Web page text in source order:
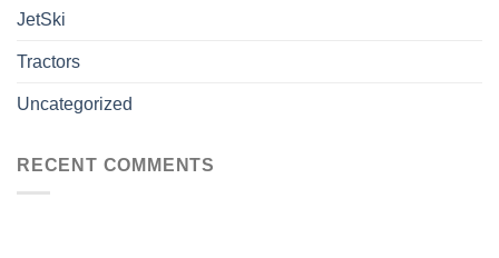
JetSki
Tractors
Uncategorized
RECENT COMMENTS